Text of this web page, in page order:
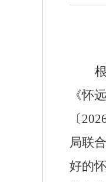
《怀
〔
局联
好的